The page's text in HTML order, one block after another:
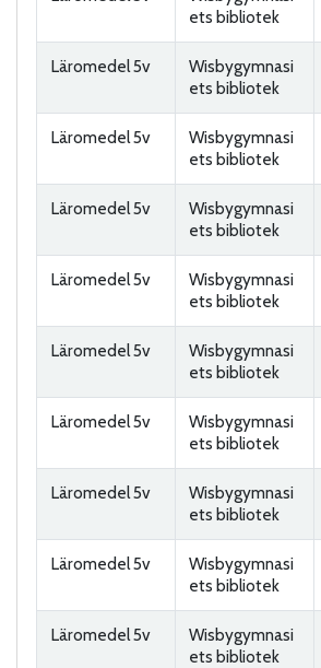
ets bibliotek
Läromedel 5v
Wisbygymnasi
ets bibliotek
Läromedel 5v
Wisbygymnasi
ets bibliotek
Läromedel 5v
Wisbygymnasi
ets bibliotek
Läromedel 5v
Wisbygymnasi
ets bibliotek
Läromedel 5v
Wisbygymnasi
ets bibliotek
Läromedel 5v
Wisbygymnasi
ets bibliotek
Läromedel 5v
Wisbygymnasi
ets bibliotek
Läromedel 5v
Wisbygymnasi
ets bibliotek
Läromedel 5v
Wisbygymnasi
ets bibliotek